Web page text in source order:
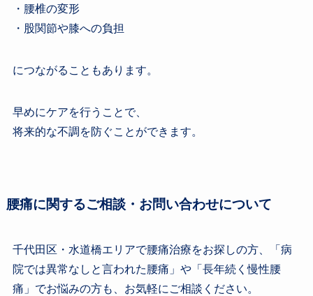
・ 腰椎の変形
・ 股関節や膝への負担
につながることもあります。
早めにケアを行うことで、
将来的な不調を防ぐことができます。
腰痛に関するご相談・お問い合わせについて
千代田区・水道橋エリアで腰痛治療をお探しの方、「病
院では異常なしと言われた腰痛」や「長年続く慢性腰
痛」でお悩みの方も、お気軽にご相談ください。